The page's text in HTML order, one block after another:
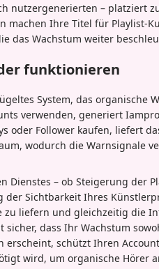
nutzergenerierten – platziert
machen Ihre Titel für Playlist-
das Wachstum weiter
funktionieren
System, das organische
verwenden, generiert
oder Follower kaufen, liefert
wodurch die Warnsignale
Dienstes – ob Steigerung der
Sichtbarkeit Ihres
liefern und gleichzeitig die
dass Ihr Wachstum
schützt Ihren
wird, um organische Hörer